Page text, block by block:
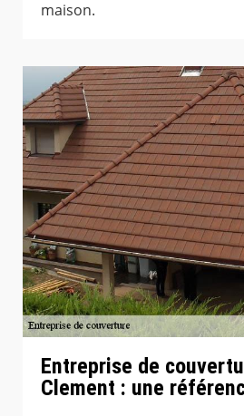
maison.
Entreprise de
Clement : une